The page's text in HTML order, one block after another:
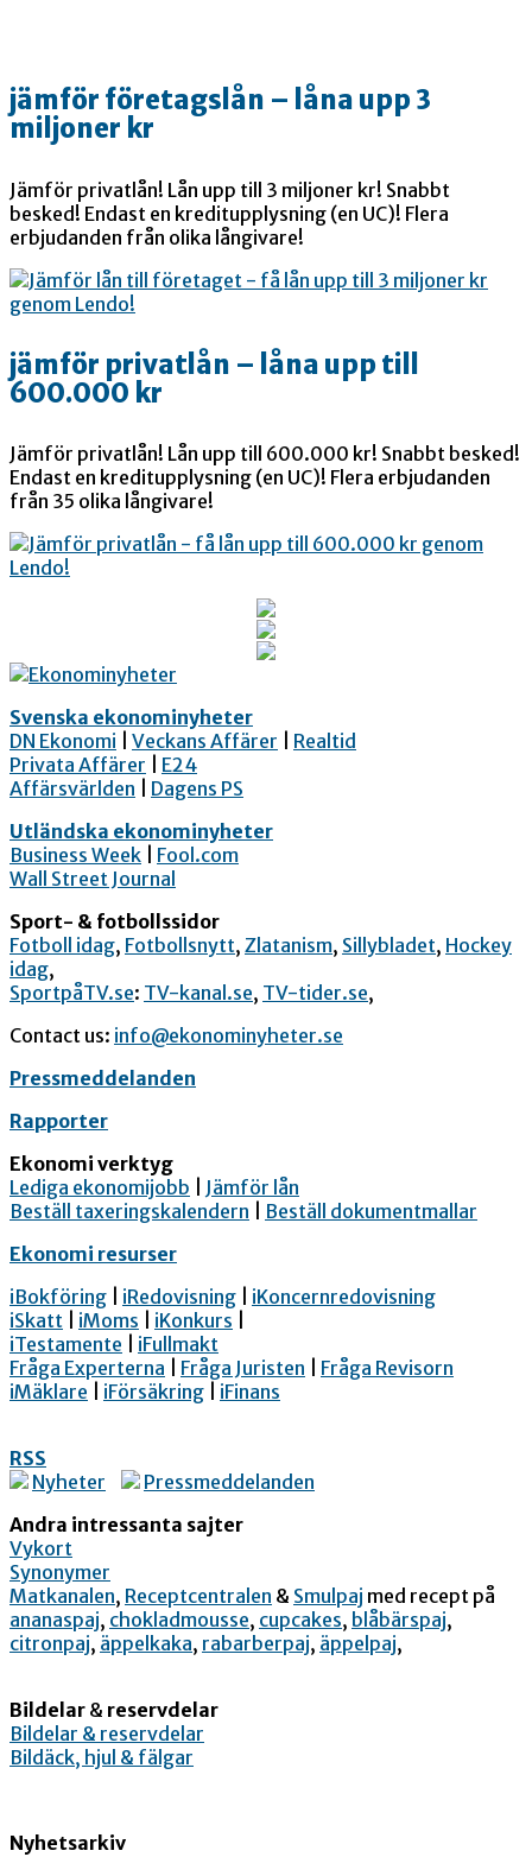
jämför företagslån – låna upp 3
miljoner kr
Jämför privatlån! Lån upp till 3 miljoner kr! Snabbt
besked! Endast en kreditupplysning (en UC)! Flera
erbjudanden från olika långivare!
jämför privatlån – låna upp till
600.000 kr
Jämför privatlån! Lån upp till 600.000 kr! Snabbt besked!
Endast en kreditupplysning (en UC)! Flera erbjudanden
från 35 olika långivare!
Svenska ekonominyheter
DN Ekonomi
Veckans Affärer
Realtid
Privata Affärer
E24
Affärsvärlden
Dagens PS
Utländska ekonominyheter
Business Week
Fool.com
Wall Street Journal
Sport- & fotbollssidor
Fotboll idag, Fotbollsnytt, Zlatanism, Sillybladet, Hockey
idag,
SportpåTV.se: TV-kanal.se, TV-tider.se,
Contact us: info@ekonominyheter.se
Pressmeddelanden
Rapporter
Ekonomi verktyg
Lediga ekonomijobb
Jämför lån
Beställ taxeringskalendern
Beställ dokumentmallar
Ekonomi resurser
iBokföring
iRedovisning
iKoncernredovisning
iSkatt
iMoms iKonkurs
iTestamente
iFullmakt
Fråga Experterna
Fråga Juristen
Fråga Revisorn
iMäklare
iFörsäkring iFinans
RSS
Nyheter
Pressmeddelanden
Andra intressanta sajter
Vykort
Synonymer
Matkanalen, Receptcentralen & Smulpaj med recept på
ananaspaj, chokladmousse, cupcakes, blåbärspaj,
citronpaj, äppelkaka, rabarberpaj, äppelpaj,
Bildelar & reservdelar
Bildelar & reservdelar
Bildäck, hjul & fälgar
Nyhetsarkiv